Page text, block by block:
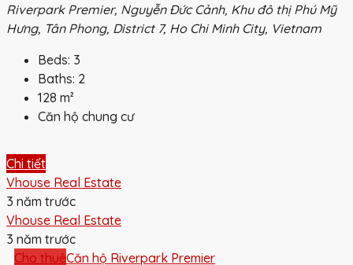
Riverpark Premier, Nguyễn Đức Cảnh, Khu đô thị Phú Mỹ
Hưng, Tân Phong, District 7, Ho Chi Minh City, Vietnam
Beds: 3
Baths: 2
128 m²
Căn hộ chung cư
Chi tiết
Vhouse Real Estate
3 năm trước
Vhouse Real Estate
3 năm trước
Cho thuêCăn hộ Riverpark Premier